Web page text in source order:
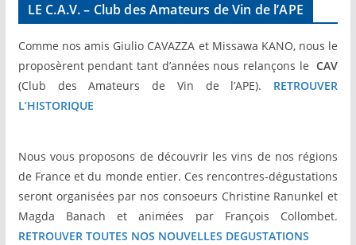
LE C.A.V. – Club des Amateurs de Vin de l’APE
Comme nos amis Giulio CAVAZZA et Missawa KANO, nous le
proposèrent pendant tant d’années nous relançons leCAV
(Club des Amateurs de Vin de l’APE). RETROUVER
L’HISTORIQUE
Nous vous proposons de découvrir les vins de nos régions
de France et du monde entier. Ces rencontres-dégustations
seront organisées par nos consoeurs Christine Ranunkel et
Magda Banach et animées par François Collombet.
RETROUVER TOUTES NOS NOUVELLES DEGUSTATIONS